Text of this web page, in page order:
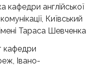
кафедри англійської
Київський
Тараса Шевченка
кафедри
Івано-